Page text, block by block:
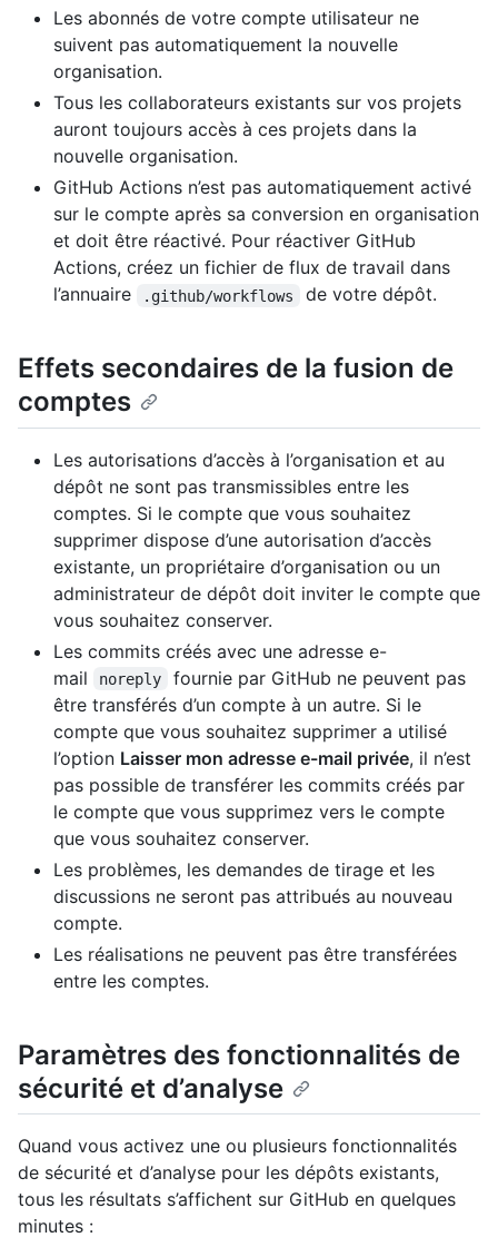
Les abonnés de votre compte utilisateur ne
suivent pas automatiquement la nouvelle
organisation.
Tous les collaborateurs existants sur vos projets
auront toujours accès à ces projets dans la
nouvelle organisation.
GitHub Actions n’est pas automatiquement activé
sur le compte après sa conversion en organisation
et doit être réactivé. Pour réactiver GitHub
Actions, créez un fichier de flux de travail dans
l’annuaire
.github/workflows de votre dépôt.
Effets secondaires de la fusion de
comptes
Les autorisations d’accès à l’organisation et au
dépôt ne sont pas transmissibles entre les
comptes. Si le compte que vous souhaitez
supprimer dispose d’une autorisation d’accès
existante, un propriétaire d’organisation ou un
administrateur de dépôt doit inviter le compte que
vous souhaitez conserver.
Les commits créés avec une adresse e-
mail
noreply
fournie par GitHub ne peuvent pas
être transférés d’un compte à un autre. Si le
compte que vous souhaitez supprimer a utilisé
l’option Laisser mon adresse e-mail privée, il n’est
pas possible de transférer les commits créés par
le compte que vous supprimez vers le compte
que vous souhaitez conserver.
Les problèmes, les demandes de tirage et les
discussions ne seront pas attribués au nouveau
compte.
Les réalisations ne peuvent pas être transférées
entre les comptes.
Paramètres des fonctionnalités de
sécurité et d’analyse
Quand vous activez une ou plusieurs fonctionnalités
de sécurité et d’analyse pour les dépôts existants,
tous les résultats s’affichent sur GitHub en quelques
minutes :